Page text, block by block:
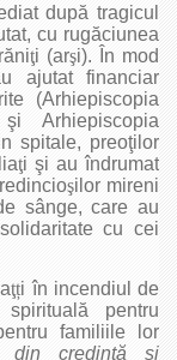
după tragicul
cu rugăciunea
ţi (arşi). În mod
ajutat financiar
(Arhiepiscopia
Arhiepiscopia
spitale, preoţilor
ţi şi au îndrumat
şilor mireni
sânge, care au
cu cei
ţți în incendiul de
pentru
familiile lor
din credinţă şi